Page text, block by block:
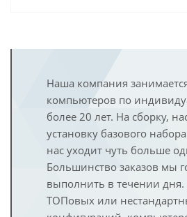
Наша компания
компьютеров по
более 20 лет. На сборку,
установку базового
нас уходит чуть больше
Большинство заказов мы
выполнить в течении дня.
ТОПовых или